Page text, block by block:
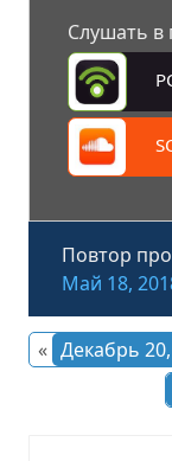
Слушать в
Повтор
Май 18,
« Декабрь